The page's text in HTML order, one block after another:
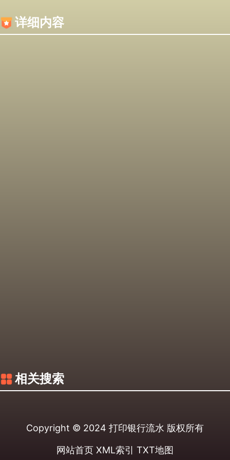
详细内容
相关搜索
Copyright © 2024 打印银行流水 版权所有
网站首页 XML索引 TXT地图